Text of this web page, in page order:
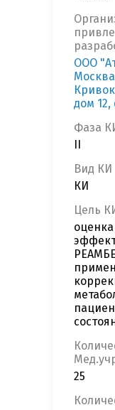
ООО
дом 12,
Фаза
Вид КИ
КИ
Цель
25